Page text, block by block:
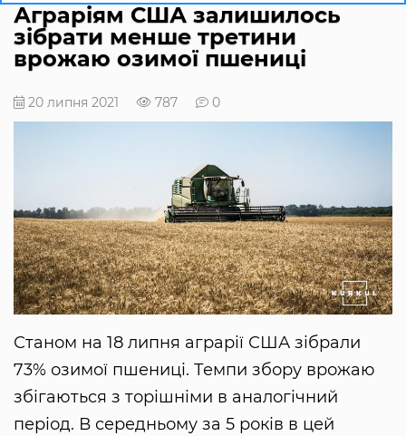
Аграріям США залишилось
зібрати менше третини
врожаю озимої пшениці
20 липня 2021 787 0
Станом на 18 липня аграрії США зібрали
73% озимої пшениці. Темпи збору врожаю
збігаються з торішніми в аналогічний
період. В середньому за 5 років в цей